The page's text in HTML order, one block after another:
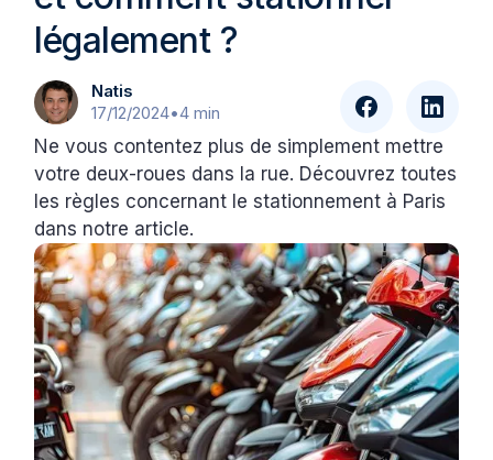
légalement ?
Natis
17/12/2024•4 min
Ne vous contentez plus de simplement mettre
votre deux-roues dans la rue. Découvrez toutes
les règles concernant le stationnement à Paris
dans notre article.